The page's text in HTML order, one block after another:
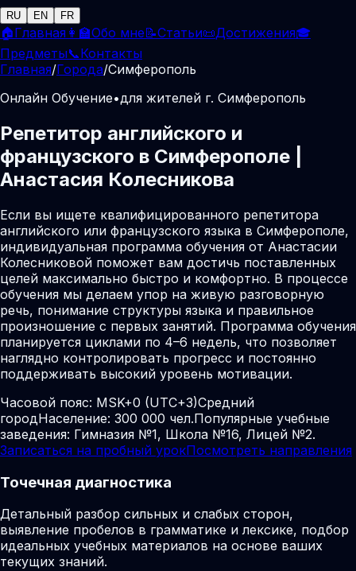
RU EN FR
🏠Главная 👩‍🏫Обо мне📝Статьи📜Достижения🎓
Предметы📞Контакты
Главная/Города/Симферополь
Онлайн Обучение•для жителей г. Симферополь
Репетитор английского и
французского в Симферополе |
Анастасия Колесникова
Если вы ищете квалифицированного репетитора
английского или французского языка в Симферополе,
индивидуальная программа обучения от Анастасии
Колесниковой поможет вам достичь поставленных
целей максимально быстро и комфортно. В процессе
обучения мы делаем упор на живую разговорную
речь, понимание структуры языка и правильное
произношение с первых занятий. Программа обучения
планируется циклами по 4–6 недель, что позволяет
наглядно контролировать прогресс и постоянно
поддерживать высокий уровень мотивации.
Часовой пояс: MSK+0 (UTC+3)Средний
городНаселение: 300 000 чел.Популярные учебные
заведения: Гимназия №1, Школа №16, Лицей №2.
Записаться на пробный урокПосмотреть направления
Точечная диагностика
Детальный разбор сильных и слабых сторон,
выявление пробелов в грамматике и лексике, подбор
идеальных учебных материалов на основе ваших
текущих знаний.